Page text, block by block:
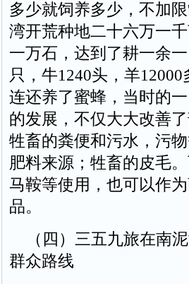
多少就饲养多少，不加
湾开荒种地二十六万一
一万石，达到了耕一余
只，牛1240头，羊
连还养了蜜蜂，当时的
的发展，不仅大大改善
牲畜的粪便和污水，污
肥料来源；牲畜的皮毛
马鞍等使用，也可以作
品。
（四）三五九旅在南
群众路线